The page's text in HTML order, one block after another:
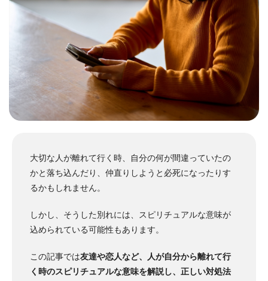
大切な人が離れて行く時、自分の何が間違っていたの
かと落ち込んだり、仲直りしようと必死になったりす
るかもしれません。
しかし、そうした別れには、スピリチュアルな意味が
込められている可能性もあります。
この記事では友達や恋人など、人が自分から離れて行
く時のスピリチュアルな意味を解説し、正しい対処法